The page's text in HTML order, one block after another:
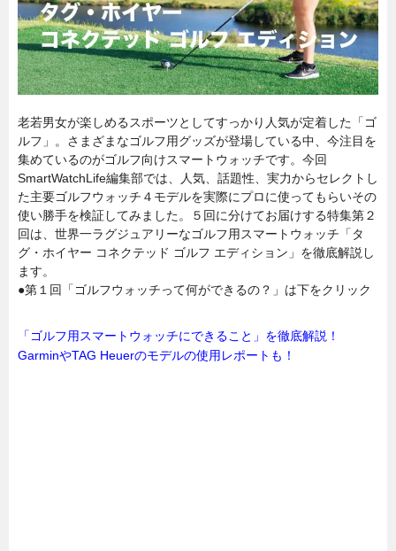
老若男女が楽しめるスポーツとしてすっかり人気が定着した「ゴ
ルフ」。さまざまなゴルフ用グッズが登場している中、今注目を
集めているのがゴルフ向けスマートウォッチです。今回
SmartWatchLife編集部では、人気、話題性、実力からセレクトし
た主要ゴルフウォッチ４モデルを実際にプロに使ってもらいその
使い勝手を検証してみました。５回に分けてお届けする特集第２
回は、世界一ラグジュアリーなゴルフ用スマートウォッチ「タ
グ・ホイヤー コネクテッド ゴルフ エディション」を徹底解説し
ます。
●第１回「ゴルフウォッチって何ができるの？」は下をクリック
「ゴルフ用スマートウォッチにできること」を徹底解説！
GarminやTAG Heuerのモデルの使用レポートも！